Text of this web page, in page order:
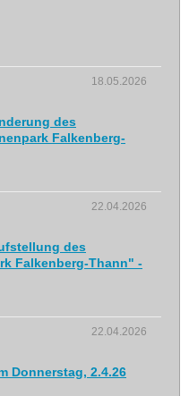
18.05.2026
des
Falkenberg-
22.04.2026
des
Falkenberg-Thann" -
22.04.2026
Donnerstag, 2.4.26